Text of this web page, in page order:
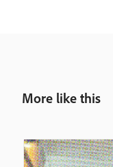
More like this